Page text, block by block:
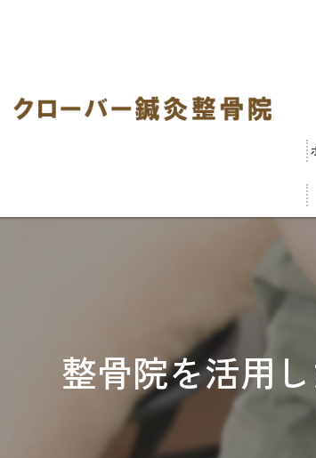
整骨院を活用